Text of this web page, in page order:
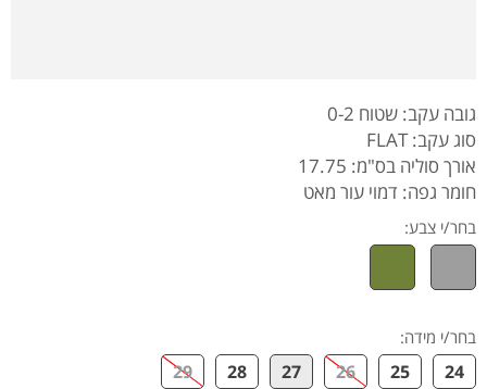
גובה עקב: שטוח 0-2
סוג עקב: FLAT
אורך סוליה בס"מ: 17.75
חומר גפה: דמוי עור מאט
בחר/י צבע:
בחר/י מידה:
24
25
26
27
28
29